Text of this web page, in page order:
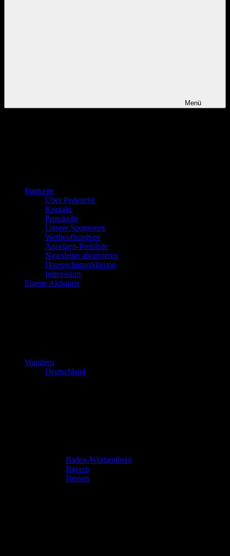
Menü
Startseite
Über Pedestrial
Kontakt
Protokolle
Unsere Sponsoren
Werbeoffensiven
Anzeigen-Preisliste
Newsletter abonnieren
Datenschutzerklärung
Impressum
Eigene Aktionen
Wandern
Deutschland
Baden-Württemberg
Bayern
Hessen